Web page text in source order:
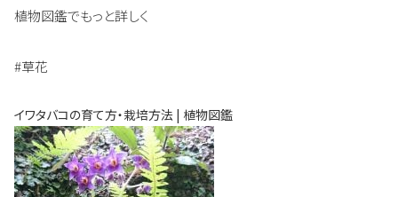
植物図鑑でもっと詳しく
#草花
イワタバコの育て方・栽培方法 | 植物図鑑